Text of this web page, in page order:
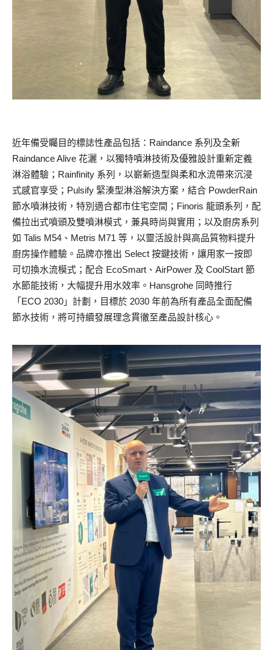
近年備受矚目的標誌性產品包括：Raindance 系列及全新
Raindance Alive 花灑，以獨特噴淋技術及優雅設計重新定義
淋浴體驗；Rainfinity 系列，以嶄新造型與柔和水流帶來沉浸
式感官享受；Pulsify 緊湊型淋浴解決方案，結合 PowderRain
節水噴淋技術，特別適合都市住宅空間；Finoris 龍頭系列，配
備拉出式噴頭及雙噴淋模式，兼具時尚與實用；以及廚房系列
如 Talis M54、Metris M71 等，以靈活設計與高品質物料提升
廚房操作體驗。品牌亦推出 Select 按鍵技術，讓用家一按即
可切換水流模式；配合 EcoSmart、AirPower 及 CoolStart 節
水節能技術，大幅提升用水效率。Hansgrohe 同時推行
「ECO 2030」計劃，目標於 2030 年前為所有產品全面配備
節水技術，將可持續發展理念貫徹至產品設計核心。